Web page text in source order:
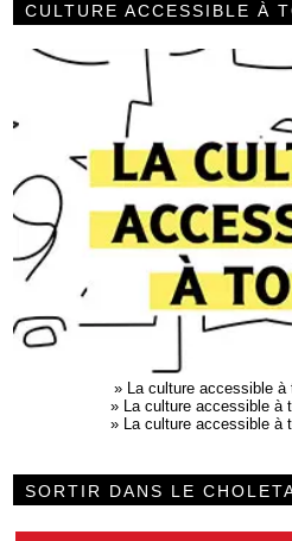
CULTURE ACCESSIBLE À
»
La culture accessible
»
La culture accessible à
»
La culture accessible à
SORTIR DANS LE